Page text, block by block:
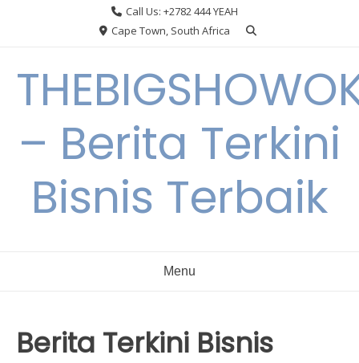
Call Us: +2782 444 YEAH
Cape Town, South Africa
– Berita Terkini
Bisnis Terbaik
Menu
Berita Terkini Bisnis